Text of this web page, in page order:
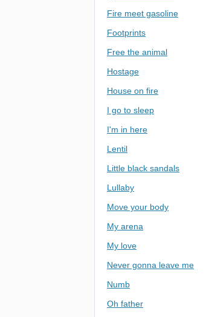
Fire meet gasoline
Footprints
Free the animal
Hostage
House on fire
I go to sleep
I'm in here
Lentil
Little black sandals
Lullaby
Move your body
My arena
My love
Never gonna leave me
Numb
Oh father